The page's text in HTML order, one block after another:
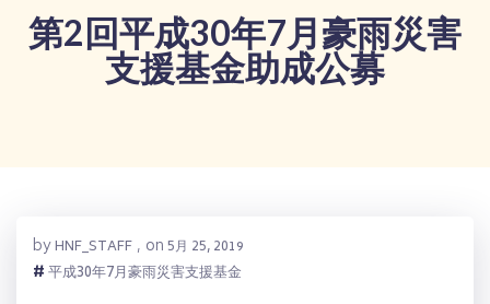
ス
キ
ッ
プ
第2回平成30年7月豪雨災害
支援基金助成公募
byHNF_STAFF , on5月 25, 2019
#平成30年7月豪雨災害支援基金